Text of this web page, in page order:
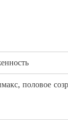
половое